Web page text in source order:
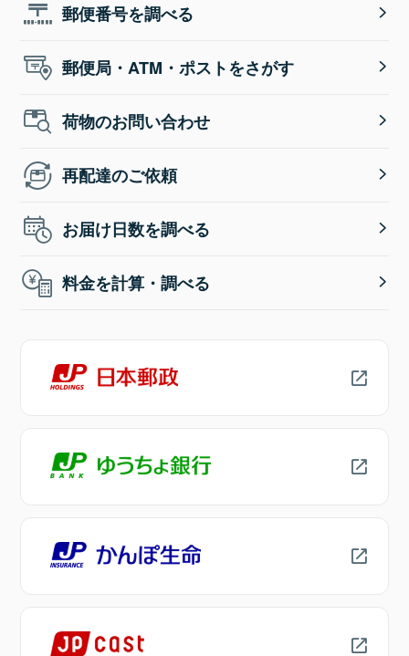
郵便番号を調べる
郵便局・ATM・ポストをさがす
荷物のお問い合わせ
再配達のご依頼
お届け日数を調べる
料金を計算・調べる